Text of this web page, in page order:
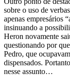
sobre o uso de
apenas empresários
insinuando a
Heron novamente
questionando por
Pedro, que
dispensados.
nesse assunto…